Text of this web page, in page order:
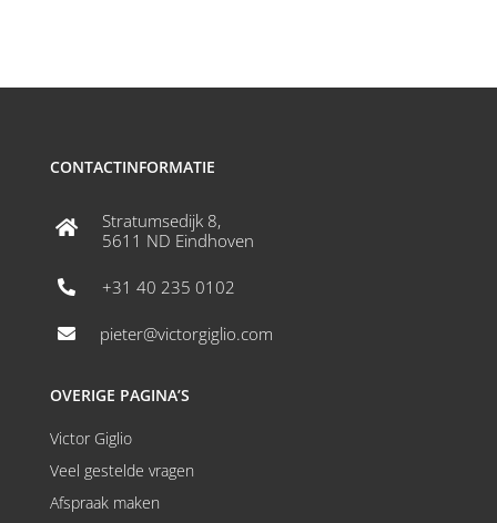
CONTACTINFORMATIE

Stratumsedijk 8,
5611 ND Eindhoven
 +31 40 235 0102
 pieter@victorgiglio.com
OVERIGE PAGINA’S
Victor Giglio
Veel gestelde vragen
Afspraak maken